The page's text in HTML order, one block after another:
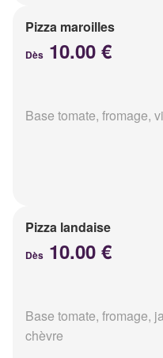
Pizza maroilles
Dès 10.00 €
Base tomate, fromage,
Pizza landaise
Dès 10.00 €
Base tomate, fromage,
chèvre